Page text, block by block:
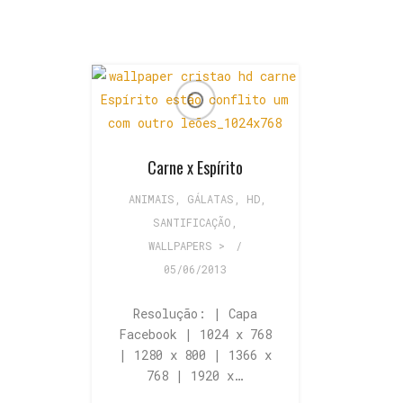
Carne x Espírito
ANIMAIS GÁLATAS HD,
SANTIFICAÇÃO
WALLPAPERS >
/
05/06/2013
Resolução: | Capa
Facebook | 1024 x 768
| 1280 x 800 | 1366 x
768 | 1920 x…